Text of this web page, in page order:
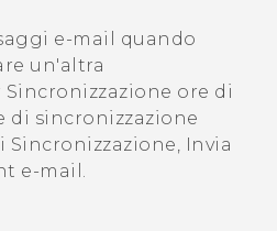
e-mail quando
un'altra
Sincronizzazione ore di
di sincronizzazione
Sincronizzazione, Invia
e-mail.